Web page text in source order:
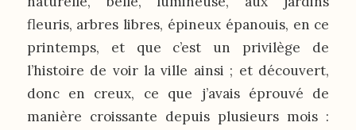
fleuris, arbres libres, épineux épanouis, en ce
printemps, et que c’est un privilège de
l’histoire de voir la ville ainsi ; et découvert,
donc en creux, ce que j’avais éprouvé de
manière croissante depuis plusieurs mois :